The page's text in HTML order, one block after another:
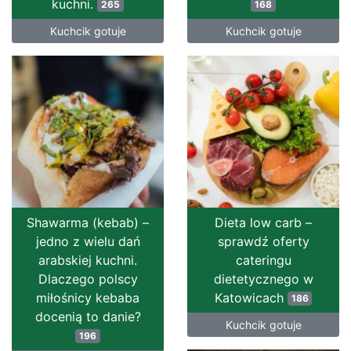
168
Kuchcik gotuje
kuchni. 265
Kuchcik gotuje
Shawarma (kebab) –
jedno z wielu dań
arabskiej kuchni.
Dlaczego polscy
miłośnicy kebaba
docenią to danie?
196
Dieta low carb –
sprawdź oferty
cateringu
dietetycznego w
Katowicach
186
Kuchcik gotuje